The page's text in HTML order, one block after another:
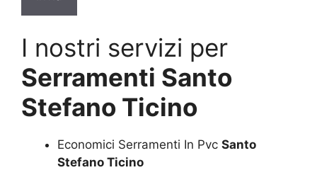
I nostri servizi per
Serramenti Santo
Stefano Ticino
Economici Serramenti In Pvc Santo
Stefano Ticino